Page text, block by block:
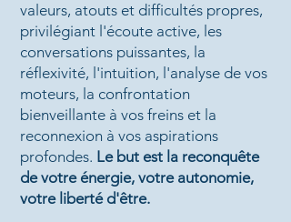
valeurs, atouts et difficultés propres,
privilégiant l'écoute active, les
conversations puissantes, la
réflexivité, l'intuition, l'analyse de vos
moteurs, la confrontation
bienveillante à vos freins et la
reconnexion à vos aspirations
profondes. Le but est la reconquête
de votre énergie, votre autonomie,
votre liberté d'être.